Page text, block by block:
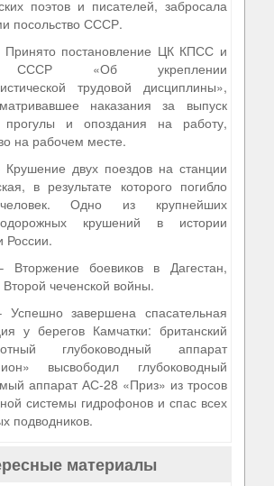
поэтов и писателей, забросала
посольство СССР.
Принято постановление ЦК КПСС и
«Об укреплении
трудовой дисциплины»,
наказания за выпуск
прогулы и опоздания на работу,
на рабочем месте.
двух поездов на станции
в результате которого погибло
Одно из крупнейших
крушений в истории
боевиков в Дагестан,
чеченской войны.
завершена спасательная
у берегов Камчатки: британский
глубоководный аппарат
высвободил глубоководный
аппарат АС-28 «Приз» из тросов
системы гидрофонов и спас всех
подводников.
материалы